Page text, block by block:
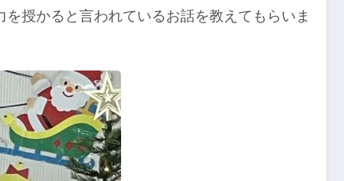
授かると言われているお話を教えてもらいま